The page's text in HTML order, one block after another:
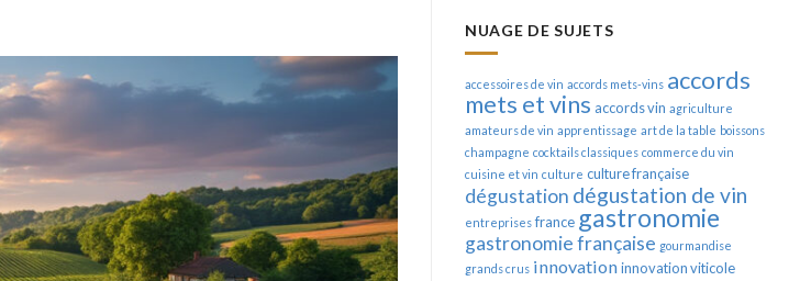
NUAGE DE SUJETS
accessoires de vin accords mets-vins accords
mets et vins accords vin agriculture
amateurs de vin apprentissage art de la table boissons
champagne cocktails classiques commerce du vin
cuisine et vin culture culture française
dégustation dégustation de vin
entreprises france gastronomie
gastronomie française gourmandise
grands crus innovationinnovation viticole